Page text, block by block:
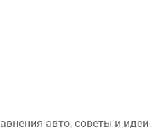
авто, советы и